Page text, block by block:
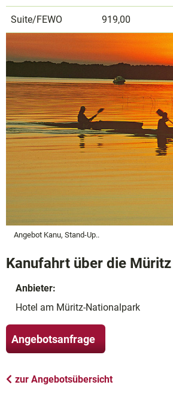
Suite/FEWO 919,00
Angebot Kanu, Stand-Up..
Kanufahrt über die Müritz
Anbieter:
Hotel am Müritz-Nationalpark
Angebotsanfrage
zur Angebotsübersicht